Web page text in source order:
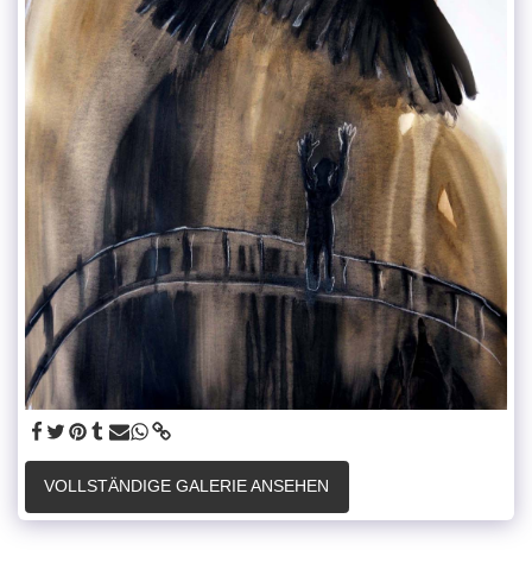
VOLLSTÄNDIGE GALERIE ANSEHEN